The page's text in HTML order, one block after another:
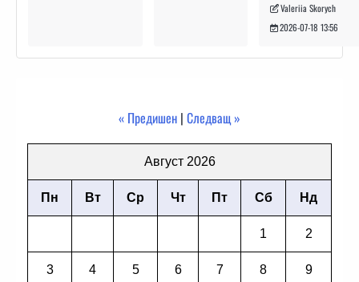
Valeriia Skorych
2026-07-18 13:56
« Предишен | Следващ »
Август 2026
Пн Вт Ср Чт Пт Сб Нд
1 2
3 4 5 6 7 8 9